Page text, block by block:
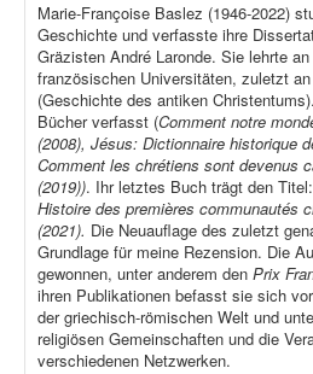
Marie-Françoise Baslez (1946-2022)
Geschichte und verfasste ihre
Gräzisten André Laronde. Sie lehrte
französischen Universitäten, zuletzt
(Geschichte des antiken
Bücher verfasst (Comment notre
(2008), Jésus: Dictionnaire historique
Comment les chrétiens sont devenus
(2019)). Ihr letztes Buch trägt den Titel:
Histoire des premières communautés
(2021). Die Neuauflage des zuletzt
Grundlage für meine Rezension. Die
gewonnen, unter anderem den Prix
ihren Publikationen befasst sie sich
der griechisch-römischen Welt und
religiösen Gemeinschaften und die
verschiedenen Netzwerken.